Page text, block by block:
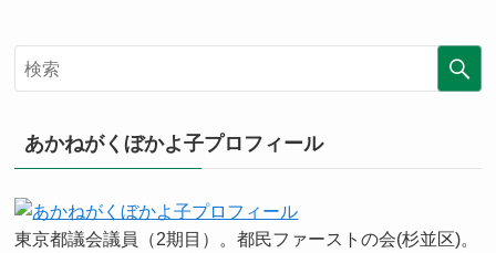
あかねがくぼかよ子プロフィール
東京都議会議員（2期目）。都民ファーストの会(杉並区)。